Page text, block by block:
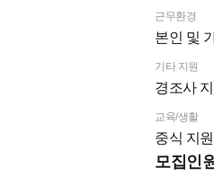
근무환경
본인 및
기타 지원
경조사
교육/생활
중식 지
모집인